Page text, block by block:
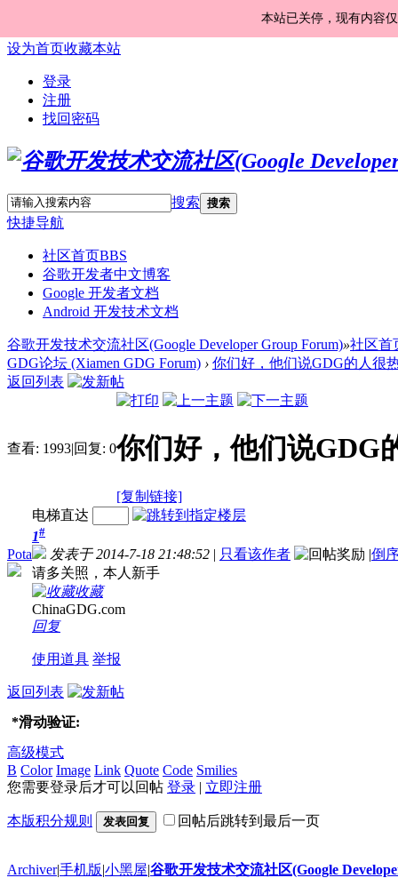
本站已关停，现有内容
设为首页收藏本站
登录
注册
找回密码
搜索 搜索
快捷导航
社区首页BBS
谷歌开发者中文博客
Google 开发者文档
Android 开发技术文档
谷歌开发技术交流社区(Google Developer Group Forum)»社区首
GDG论坛 (Xiamen GDG Forum) › 你们好，他们说GDG的人很
返回列表
查看: 1993|回复: 0你们好，他们说GDG
[复制链接]
Pota
电梯直达
1#
发表于 2014-7-18 21:48:52 | 只看该作者 |倒
请多关照，本人新手
收藏
ChinaGDG.com
回复
使用道具 举报
返回列表
*滑动验证:
高级模式
B Color Image Link Quote Code Smilies
您需要登录后才可以回帖 登录 | 立即注册
本版积分规则 发表回复 回帖后跳转到最后一页
Archiver|手机版|小黑屋|谷歌开发技术交流社区(Google